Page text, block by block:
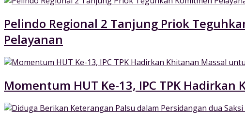
Pelindo Regional 2 Tanjung Priok
Pelayanan
Momentum HUT Ke-13, IPC TPK